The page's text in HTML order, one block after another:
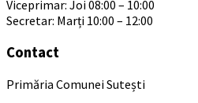
Viceprimar: Joi 08:00 – 10:00
Secretar: Marți 10:00 – 12:00
Contact
Primăria Comunei Sutești